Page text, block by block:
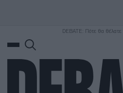
DEBATE: Πότε θα θέλατε